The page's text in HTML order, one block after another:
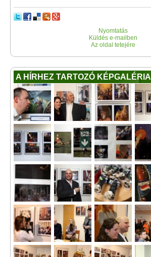
Nyomtatás
Küldés e-mailben
Az oldal tetejére
A HÍRHEZ TARTOZÓ KÉPGALÉRIA